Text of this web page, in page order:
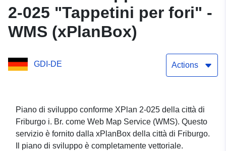
2-025 "Tappetini per fori" -
WMS (xPlanBox)
GDI-DE Actions
Piano di sviluppo conforme XPlan 2-025 della città di
Friburgo i. Br. come Web Map Service (WMS). Questo
servizio è fornito dalla xPlanBox della città di Friburgo.
Il piano di sviluppo è completamente vettoriale.